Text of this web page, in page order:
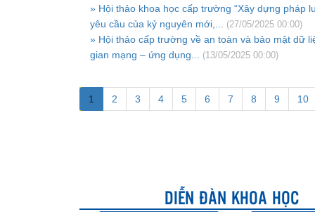
» Hội thảo khoa học cấp trường “Xây dựng pháp
yêu cầu của kỷ nguyên mới,... (27/05/2025 00:00)
» Hội thảo cấp trường về an toàn và bảo mật dữ
gian mạng – ứng dụng... (13/05/2025 00:00)
1 2 3 4 5 6 7 8 9 10
DIỄN ĐÀN KHOA HỌC